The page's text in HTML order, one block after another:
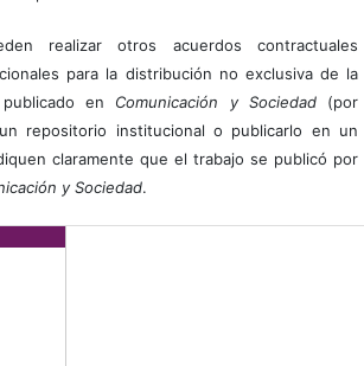
realizar otros acuerdos contractuales
para la distribución no exclusiva de la
en Comunicación y Sociedad(por
repositorio institucional o publicarlo en un
claramente que el trabajo se publicó por
y Sociedad.